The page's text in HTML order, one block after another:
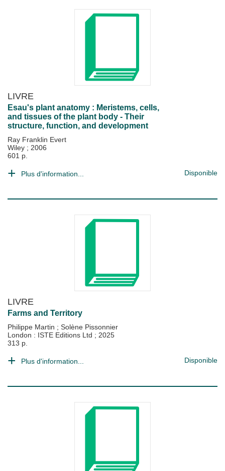
LIVRE
Esau's plant anatomy : Meristems, cells,
and tissues of the plant body - Their
structure, function, and development
Ray Franklin Evert
Wiley ; 2006
601 p.
Plus d'information... Disponible
LIVRE
Farms and Territory
Philippe Martin ; Solène Pissonnier
London : ISTE Editions Ltd ; 2025
313 p.
Plus d'information... Disponible